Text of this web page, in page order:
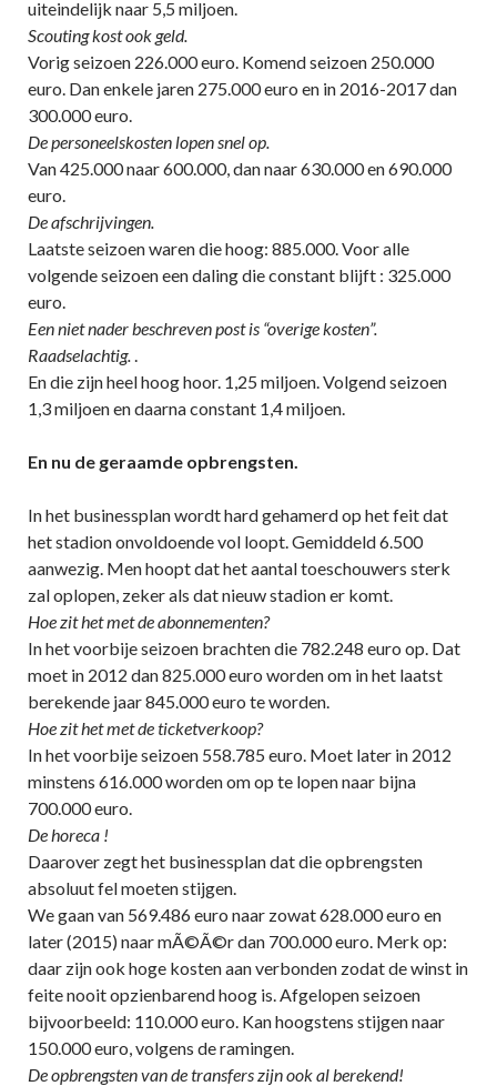
uiteindelijk naar 5,5 miljoen.
Scouting kost ook geld.
Vorig seizoen 226.000 euro. Komend seizoen 250.000
euro. Dan enkele jaren 275.000 euro en in 2016-2017 dan
300.000 euro.
De personeelskosten lopen snel op.
Van 425.000 naar 600.000, dan naar 630.000 en 690.000
euro.
De afschrijvingen.
Laatste seizoen waren die hoog: 885.000. Voor alle
volgende seizoen een daling die constant blijft : 325.000
euro.
Een niet nader beschreven post is “overige kosten”.
Raadselachtig..
En die zijn heel hoog hoor. 1,25 miljoen. Volgend seizoen
1,3 miljoen en daarna constant 1,4 miljoen.
En nu de geraamde opbrengsten.
In het businessplan wordt hard gehamerd op het feit dat
het stadion onvoldoende vol loopt. Gemiddeld 6.500
aanwezig. Men hoopt dat het aantal toeschouwers sterk
zal oplopen, zeker als dat nieuw stadion er komt.
Hoe zit het met de abonnementen?
In het voorbije seizoen brachten die 782.248 euro op. Dat
moet in 2012 dan 825.000 euro worden om in het laatst
berekende jaar 845.000 euro te worden.
Hoe zit het met de ticketverkoop?
In het voorbije seizoen 558.785 euro. Moet later in 2012
minstens 616.000 worden om op te lopen naar bijna
700.000 euro.
De horeca !
Daarover zegt het businessplan dat die opbrengsten
absoluut fel moeten stijgen.
We gaan van 569.486 euro naar zowat 628.000 euro en
later (2015) naar mÃ©Ã©r dan 700.000 euro. Merk op:
daar zijn ook hoge kosten aan verbonden zodat de winst in
feite nooit opzienbarend hoog is. Afgelopen seizoen
bijvoorbeeld: 110.000 euro. Kan hoogstens stijgen naar
150.000 euro, volgens de ramingen.
De opbrengsten van de transfers zijn ook al berekend!